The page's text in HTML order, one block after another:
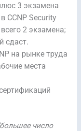
3 экзамена
CCNP Security
2 экзамена;
сдаст.
на рынке труда
места
число